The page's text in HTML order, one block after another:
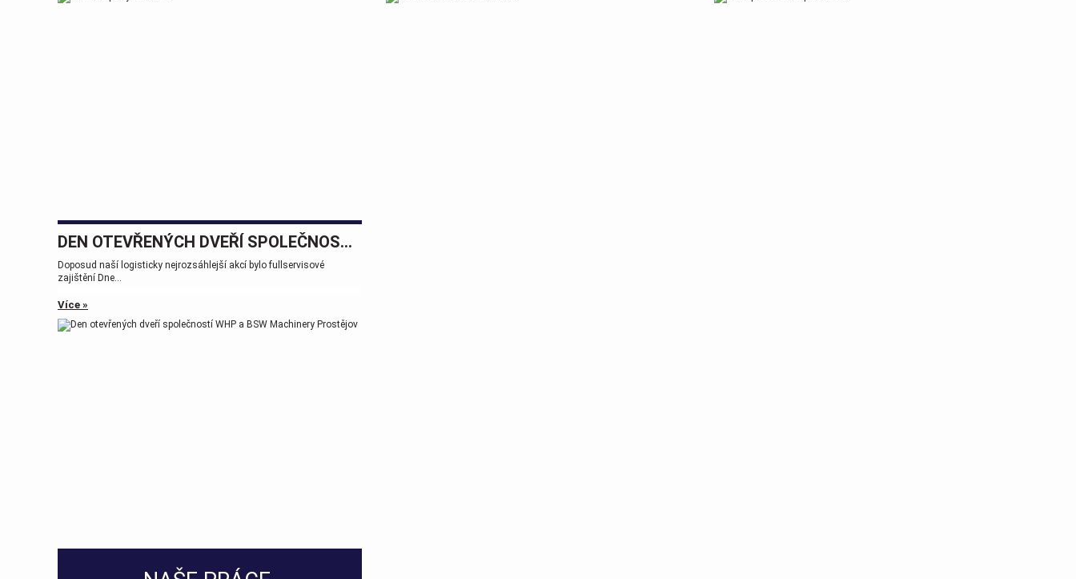
DEN OTEVŘENÝCH DVEŘÍ SPOLEČNOSTÍ WHP A BSW MACHINERY PROSTĚJOV
Doposud naší logisticky nejrozsáhlejší akcí bylo fullservisové
zajištění Dne...
Více »